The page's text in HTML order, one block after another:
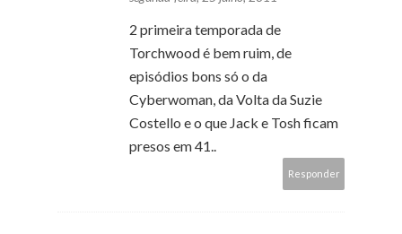
2 primeira temporada de
Torchwood é bem ruim, de
episódios bons só o da
Cyberwoman, da Volta da Suzie
Costello e o que Jack e Tosh ficam
presos em 41..
Responder